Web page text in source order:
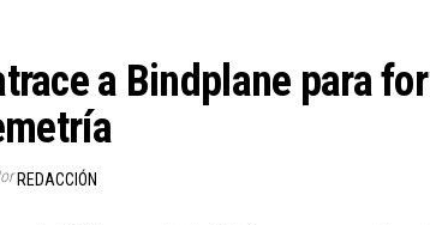
a Bindplane para
REDACCIÓN